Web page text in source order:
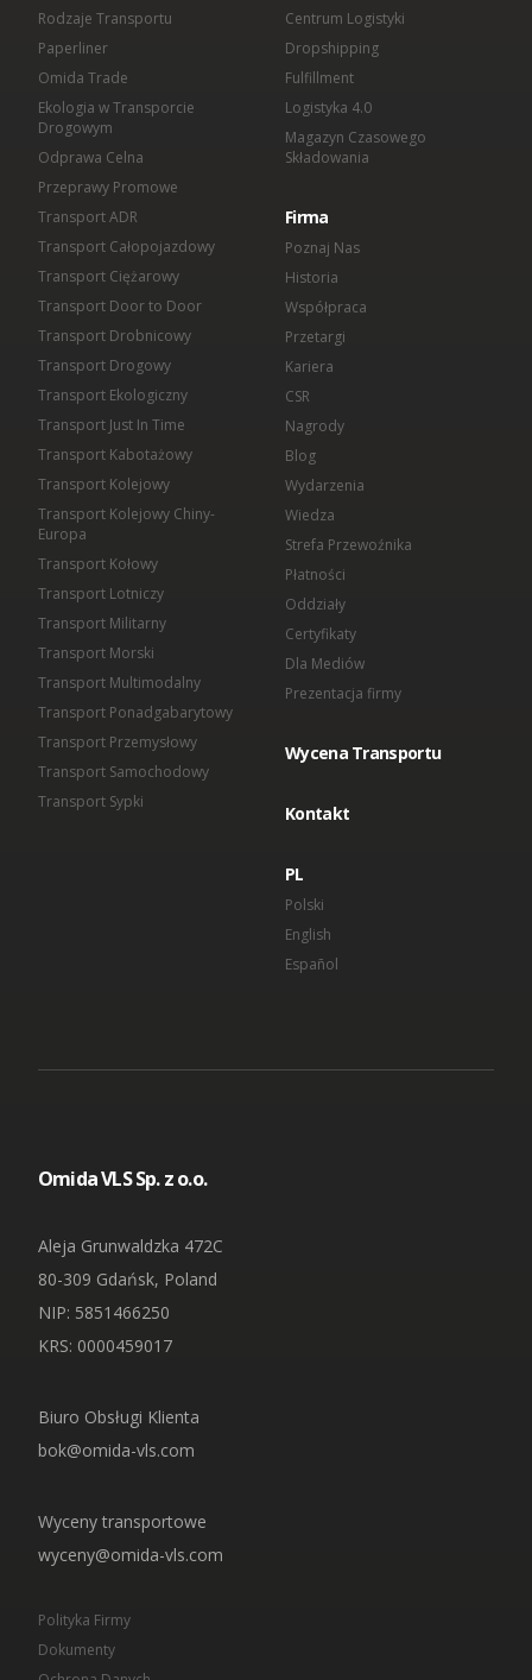
Rodzaje Transportu
Paperliner
Omida Trade
Ekologia w Transporcie
Drogowym
Odprawa Celna
Przeprawy Promowe
Transport ADR
Transport Całopojazdowy
Transport Ciężarowy
Transport Door to Door
Transport Drobnicowy
Transport Drogowy
Transport Ekologiczny
Transport Just In Time
Transport Kabotażowy
Transport Kolejowy
Transport Kolejowy Chiny-
Europa
Transport Kołowy
Transport Lotniczy
Transport Militarny
Transport Morski
Transport Multimodalny
Transport Ponadgabarytowy
Transport Przemysłowy
Transport Samochodowy
Transport Sypki
Centrum Logistyki
Dropshipping
Fulfillment
Logistyka 4.0
Magazyn Czasowego
Składowania
Firma
Poznaj Nas
Historia
Współpraca
Przetargi
Kariera
CSR
Nagrody
Blog
Wydarzenia
Wiedza
Strefa Przewoźnika
Płatności
Oddziały
Certyfikaty
Dla Mediów
Prezentacja firmy
Wycena Transportu
Kontakt
PL
Polski
English
Español
Omida VLS Sp. z o.o.
Aleja Grunwaldzka 472C
80-309 Gdańsk, Poland
NIP: 5851466250
KRS: 0000459017
Biuro Obsługi Klienta
bok@omida-vls.com
Wyceny transportowe
wyceny@omida-vls.com
Polityka Firmy
Dokumenty